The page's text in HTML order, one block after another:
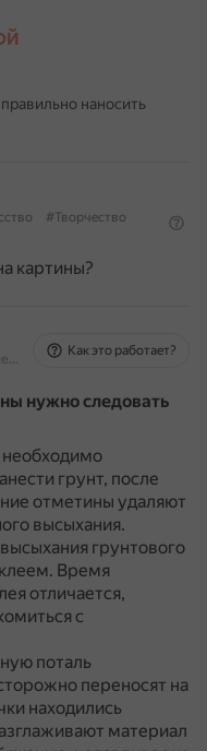
наносить
#Творчество
картины?
На основе источников, возможны неточности
Как это работает?
нужно следовать
необходимо
грунт, после
отметины удаляют
высыхания.
грунтового
Время
отличается,
с
поталь
переносят на
находились
материал